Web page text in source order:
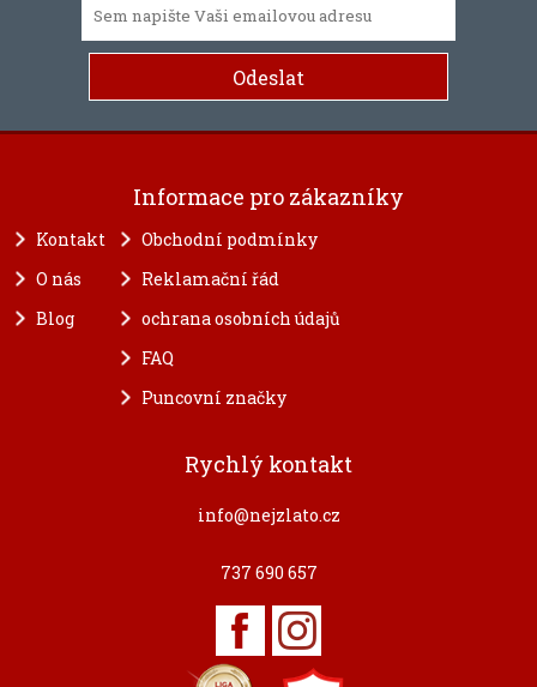
Informace pro zákazníky
Kontakt
O nás
Blog
Obchodní podmínky
Reklamační řád
ochrana osobních údajů
FAQ
Puncovní značky
Rychlý kontakt
info@nejzlato.cz
737 690 657